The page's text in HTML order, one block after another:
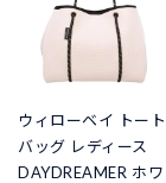
ウィローベイ トート
バッグ レディース
DAYDREAMER ホワ